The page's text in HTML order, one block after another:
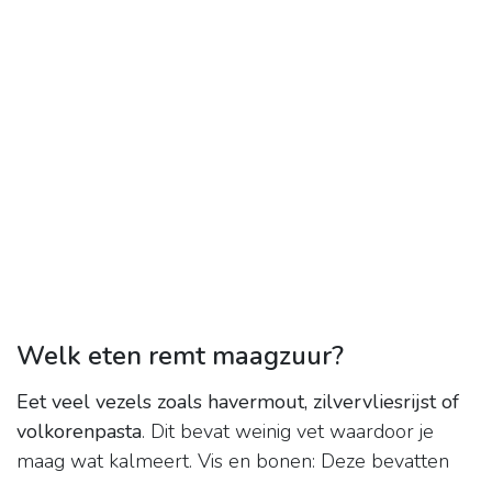
Welk eten remt maagzuur?
Eet veel vezels zoals havermout, zilvervliesrijst of
volkorenpasta. Dit bevat weinig vet waardoor je
maag wat kalmeert. Vis en bonen: Deze bevatten